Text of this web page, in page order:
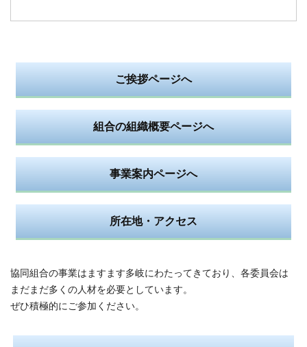
ご挨拶ページへ
組合の組織概要ページへ
事業案内ページへ
所在地・アクセス
協同組合の事業はますます多岐にわたってきており、各委員会は
まだまだ多くの人材を必要としています。
ぜひ積極的にご参加ください。